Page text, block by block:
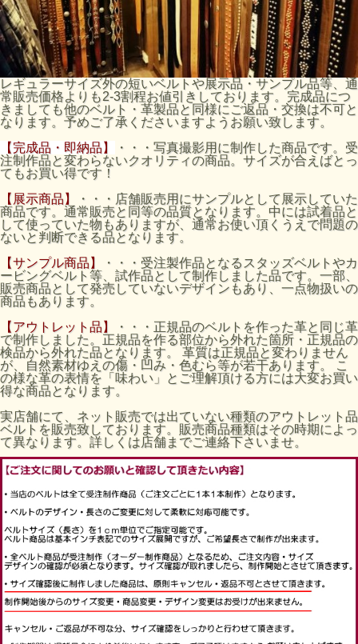
レギュラーサイズ外の短いベルトや展示品・サンプル品等、通
常販売価格よりも2-3割程お値引きしております。完成品につ
きましても他のベルト・革製品と同様にご返品・交換は不可と
なります。予めご了承くださいますようお願い致します。
【完成品・即納品】
・・・写真撮影用に制作した商品です。受
注制作品と変わらないクオリティの商品。サイズが合えばとっ
てもお買い得です！
【展示商品】
・・・店舗販売用にサンプルとして展示していた
商品です。通常販売と同等の品質となります。中には試着品と
して使っていた物もありますが、通常お使い頂くうえで問題の
ないと判断できる品となります。
【サンプル商品】
・・・受注製作品となるスタッズベルトやカ
ービングベルト等、試作品として制作しました品です。一部、
販売商品として発売していないデザインもあり、一点物扱いの
商品もあります。
【アウトレット品】
・・・正規品のベルトを作った革と同じ革
で制作しました。正規品を作る部位から外れた箇所・正規品の
検品から外れた品となります。 革質は正規品と変わりません
が、自然素材ゆえの傷・凹み・色むら等が若干あります。 こ
の様な革の表情を「味わい」とご理解頂ける方には大変お買い
得な商品となります。
実店舗にて、ネット販売では出ていない種類のアウトレット品
ベルトを販売致しております。販売商品種類はその時期によっ
て異なります。詳しくは店舗までご連絡下さいませ。